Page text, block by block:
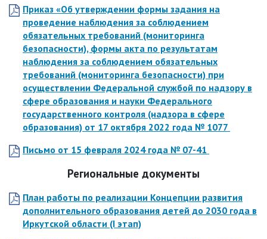
Приказ «Об утверждении формы задания на
проведение наблюдения за соблюдением
обязательных требований (мониторинга
безопасности), формы акта по результатам
наблюдения за соблюдением обязательных
требований (мониторинга безопасности) при
осуществлении Федеральной службой по надзору в
сфере образования и науки Федерального
государственного контроля (надзора в сфере
образования) от 17 октября 2022 года № 1077
Письмо от 15 февраля 2024 года № 07-41
Региональные документы
План работы по реализации Концепции развития
дополнительного образования детей до 2030 года в
Иркутской области (I этап)